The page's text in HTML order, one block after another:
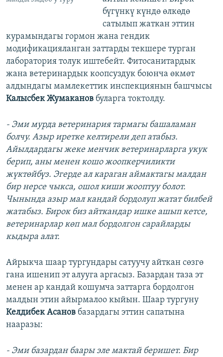
бүгүнкү күндө өлкөдө
сатылып жаткан эттин
курамындагы гормон жана гендик
модификацияланган заттарды текшере турган
лаборатория толук иштебейт. Фитосанитардык
жана ветеринардык коопсуздук боюнча өкмөт
алдындагы мамлекеттик инспекциянын башчысы
Калысбек Жумаканов буларга токтолду.
- Эми мурда ветеринария тармагы башаламан
болчу. Азыр иретке келтирели деп атабыз.
Айылдардагы жеке менчик ветеринарларга укук
берип, аны менен кошо жоопкерчиликти
жүктөйбүз. Эгерде ал караган аймактагы малдан
бир нерсе чыкса, ошол киши жооптуу болот.
Чынында азыр мал кандай бордолуп жатат билбей
жатабыз. Бирок биз айткандар ишке ашып кетсе,
ветеринарлар көп мал бордолгон сарайларды
кыдыра алат.
Айрыкча шаар тургундары сатуучу айткан сөзгө
гана ишенип эт алууга аргасыз. Базардан таза эт
менен ар кандай кошумча заттарга бордолгон
малдын этин айырмалоо кыйын. Шаар тургуну
Келдибек Асанов базардагы эттин сапатына
нааразы:
- Эми базардан баары эле мактай беришет. Бир